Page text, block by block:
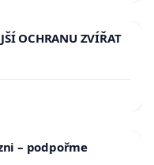
OCHRANU ZVÍŘAT
– podpořme